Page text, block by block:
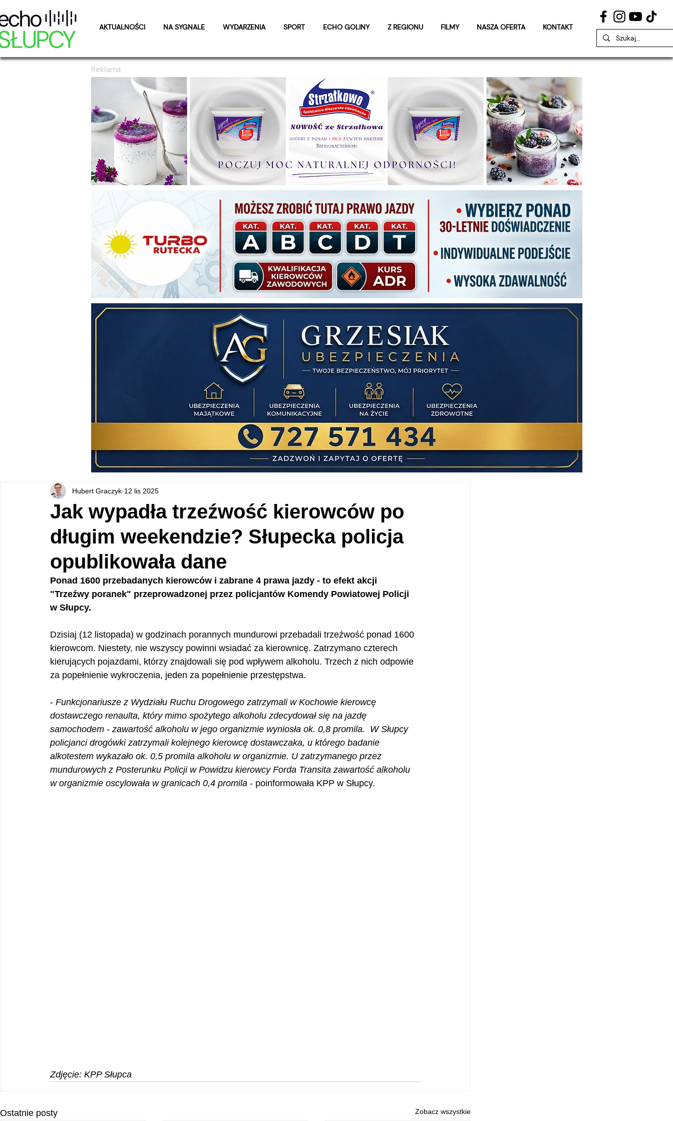
AKTUALNOŚCI NA SYGNALE WYDARZENIA SPORT ECHO GOLINY Z REGIONU FILMY NASZA OFERTA KONTAKT
Reklama
Jak wypadła trzeźwość kierowców po
długim weekendzie? Słupecka policja
opublikowała dane
Hubert Graczyk 12 lis 2025
Ponad 1600 przebadanych kierowców i zabrane 4 prawa jazdy - to efekt akcji
"Trzeźwy poranek" przeprowadzonej przez policjantów Komendy Powiatowej Policji
w Słupcy.
Dzisiaj (12 listopada) w godzinach porannych mundurowi przebadali trzeźwość ponad 1600
kierowcom. Niestety, nie wszyscy powinni wsiadać za kierownicę. Zatrzymano czterech
kierujących pojazdami, którzy znajdowali się pod wpływem alkoholu. Trzech z nich odpowie
za popełnienie wykroczenia, jeden za popełnienie przestępstwa.
- Funkcjonariusze z Wydziału Ruchu Drogowego zatrzymali w Kochowie kierowcę
dostawczego renaulta, który mimo spożytego alkoholu zdecydował się na jazdę
samochodem - zawartość alkoholu w jego organizmie wyniosła ok. 0,8 promila.  W Słupcy
policjanci drogówki zatrzymali kolejnego kierowcę dostawczaka, u którego badanie
alkotestem wykazało ok. 0,5 promila alkoholu w organizmie. U zatrzymanego przez
mundurowych z Posterunku Policji w Powidzu kierowcy Forda Transita zawartość alkoholu
w organizmie oscylowała w granicach 0,4 promila - poinformowała KPP w Słupcy.
Zdjęcie: KPP Słupca
Ostatnie posty Zobacz wszystkie